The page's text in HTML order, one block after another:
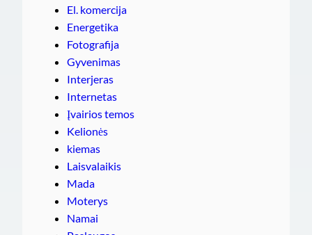
El. komercija
Energetika
Fotografija
Gyvenimas
Interjeras
Internetas
Įvairios temos
Kelionės
kiemas
Laisvalaikis
Mada
Moterys
Namai